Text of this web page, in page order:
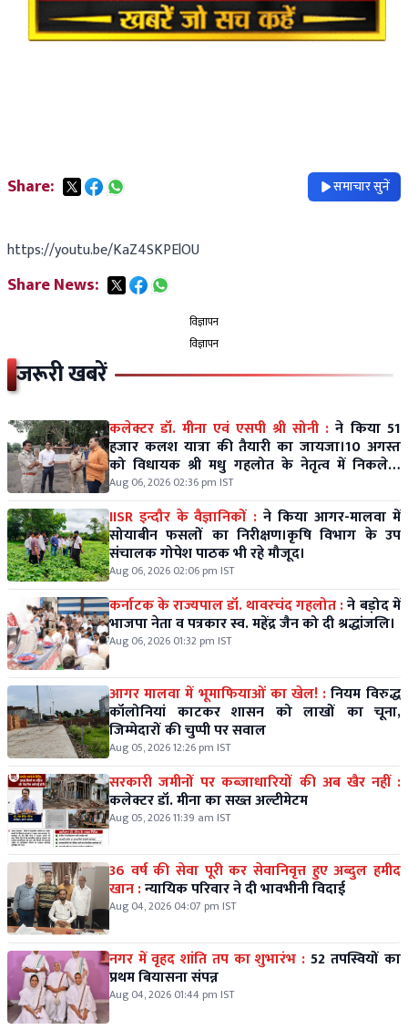
Share: समाचार सुनें
https://youtu.be/KaZ4SKPElOU
Share News:
विज्ञापन
विज्ञापन
जरूरी खबरें
कलेक्टर डॉ. मीना एवं एसपी श्री सोनी : ने किया 51
हजार कलश यात्रा की तैयारी का जायजा।10 अगस्त
को विधायक श्री मधु गहलोत के नेतृत्व में निकलेगी
विशाल कलश यात्रा।
Aug 06, 2026 02:36 pm IST
IISR इन्दौर के वैज्ञानिकों : ने किया आगर-मालवा में
सोयाबीन फसलों का निरीक्षण।कृषि विभाग के उप
संचालक गोपेश पाठक भी रहे मौजूद।
Aug 06, 2026 02:06 pm IST
कर्नाटक के राज्यपाल डॉ. थावरचंद गहलोत :ने बड़ोद में
भाजपा नेता व पत्रकार स्व. महेंद्र जैन को दी श्रद्धांजलि।
Aug 06, 2026 01:32 pm IST
आगर मालवा में भूमाफियाओं का खेल! :नियम विरुद्ध
कॉलोनियां काटकर शासन को लाखों का चूना,
जिम्मेदारों की चुप्पी पर सवाल
Aug 05, 2026 12:26 pm IST
सरकारी जमीनों पर कब्जाधारियों की अब खैर नहीं :
कलेक्टर डॉ. मीना का सख्त अल्टीमेटम
Aug 05, 2026 11:39 am IST
36 वर्ष की सेवा पूरी कर सेवानिवृत्त हुए अब्दुल हमीद
खान :न्यायिक परिवार ने दी भावभीनी विदाई
Aug 04, 2026 04:07 pm IST
नगर में वृहद शांति तप का शुभारंभ : 52 तपस्वियों का
प्रथम बियासना संपन्न
Aug 04, 2026 01:44 pm IST